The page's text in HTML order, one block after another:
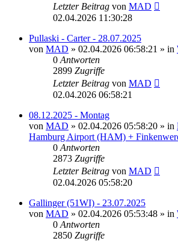
Letzter Beitrag von MAD
02.04.2026 11:30:28
Pullaski - Carter - 28.07.2025
von MAD » 02.04.2026 06:58:21 » in
0 Antworten
2899 Zugriffe
Letzter Beitrag von MAD
02.04.2026 06:58:21
08.12.2025 - Montag
von MAD » 02.04.2026 05:58:20 » in
Hamburg Airport (HAM) +
0 Antworten
2873 Zugriffe
Letzter Beitrag von MAD
02.04.2026 05:58:20
Gallinger (51WI) - 23.07.2025
von MAD » 02.04.2026 05:53:48 » in
0 Antworten
2850 Zugriffe